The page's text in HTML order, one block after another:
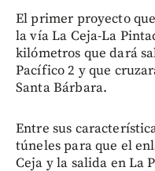
El primer proyecto
la vía La Ceja-La
kilómetros que dará
Pacífico 2 y que
Santa Bárbara.
Entre sus
túneles para que el
Ceja y la salida en La